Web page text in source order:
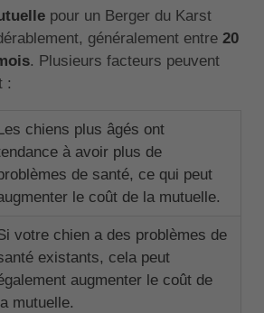
pour un Berger du Karst
généralement entre20
. Plusieurs facteurs peuvent
:
chiens plus âgés ont
à avoir plus de
de santé, ce qui peut
le coût de la mutuelle.
votre chien a des problèmes de
existants, cela peut
augmenter le coût de
mutuelle.